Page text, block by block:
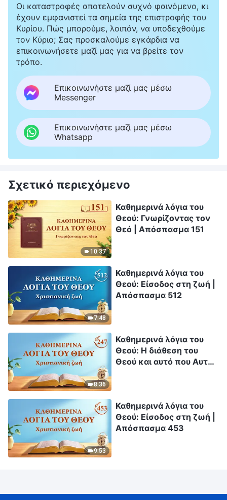
Οι καταστροφές αποτελούν συχνό φαινόμενο, κι
έχουν εμφανιστεί τα σημεία της επιστροφής του
Κυρίου. Πώς μπορούμε, λοιπόν, να υποδεχθούμε
τον Κύριο; Σας προσκαλούμε εγκάρδια να
επικοινωνήσετε μαζί μας για να βρείτε τον
τρόπο.
Επικοινωνήστε μαζί μας μέσω
Messenger
Επικοινωνήστε μαζί μας μέσω
Whatsapp
Σχετικό περιεχόμενο
10:37
Καθημερινά λόγια του
Θεού: Γνωρίζοντας τον
Θεό | Απόσπασμα 151
7:48
Καθημερινά λόγια του
Θεού: Είσοδος στη ζωή |
Απόσπασμα 512
8:36
Καθημερινά λόγια του
Θεού: Η διάθεση του
Θεού και αυτό που Αυτός
9:53
Καθημερινά λόγια του
Θεού: Είσοδος στη ζωή |
Απόσπασμα 453